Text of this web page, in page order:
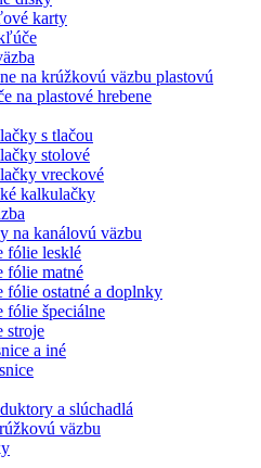
karty
na krúžkovú väzbu plastovú
na plastové hrebene
s tlačou
stolové
vreckové
kalkulačky
na kanálovú väzbu
fólie lesklé
fólie matné
fólie ostatné a doplnky
fólie špeciálne
stroje
a iné
a slúchadlá
väzbu